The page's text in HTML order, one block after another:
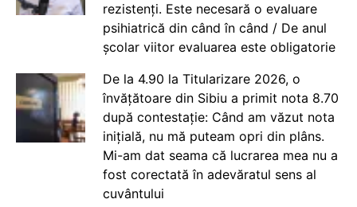
rezistenți. Este necesară o evaluare
psihiatrică din când în când / De anul
școlar viitor evaluarea este obligatorie
De la 4.90 la Titularizare 2026, o
învățătoare din Sibiu a primit nota 8.70
după contestație: Când am văzut nota
inițială, nu mă puteam opri din plâns.
Mi-am dat seama că lucrarea mea nu a
fost corectată în adevăratul sens al
cuvântului